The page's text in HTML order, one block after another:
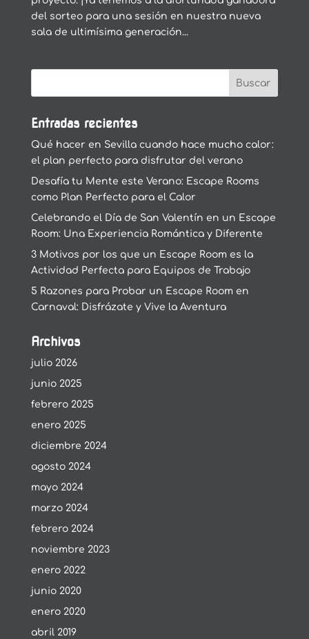
del sorteo para una sesión en nuestra nueva
sala de ultimísima generación...
Entradas recientes
Qué hacer en Sevilla cuando hace mucho calor:
el plan perfecto para disfrutar del verano
Desafía tu Mente este Verano: Escape Rooms
como Plan Perfecto para el Calor
Celebrando el Día de San Valentín en un Escape
Room: Una Experiencia Romántica y Diferente
3 Motivos por los que un Escape Room es la
Actividad Perfecta para Equipos de Trabajo
5 Razones para Probar un Escape Room en
Carnaval: Disfrázate y Vive la Aventura
Archivos
julio 2026
junio 2025
febrero 2025
enero 2025
diciembre 2024
agosto 2024
mayo 2024
marzo 2024
febrero 2024
noviembre 2023
enero 2022
junio 2020
enero 2020
abril 2019